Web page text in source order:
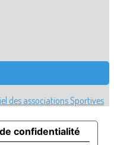
des associations Sportives
confidentialité